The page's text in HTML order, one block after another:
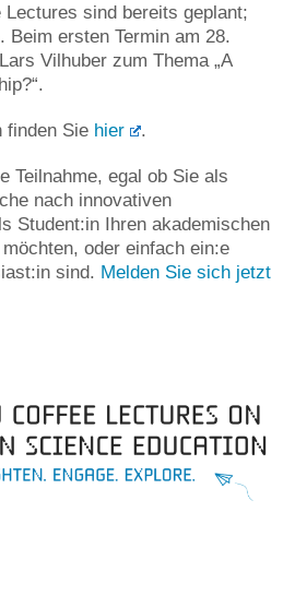
sind bereits geplant;
Beim ersten Termin am 28.
Vilhuber zum Thema „A
finden Sie hier .
Teilnahme, egal ob Sie als
nach innovativen
Student:in Ihren akademischen
oder einfach ein:e
sind. Melden Sie sich jetzt